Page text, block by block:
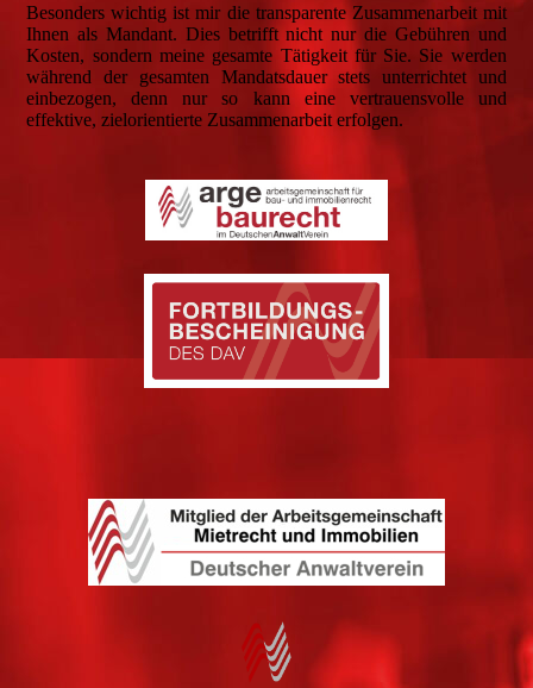
Besonders wichtig ist mir die transparente Zusammenarbeit mit
Ihnen als Mandant. Dies betrifft nicht nur die Gebühren und
Kosten, sondern meine gesamte Tätigkeit für Sie. Sie werden
während der gesamten Mandatsdauer stets unterrichtet und
einbezogen, denn nur so kann eine vertrauensvolle und
effektive, zielorientierte Zusammenarbeit erfolgen.